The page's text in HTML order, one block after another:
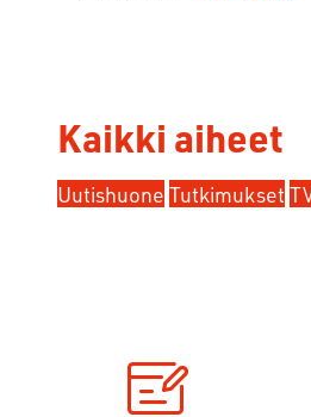
Kaikki aiheet
Uutishuone Tutkimukset